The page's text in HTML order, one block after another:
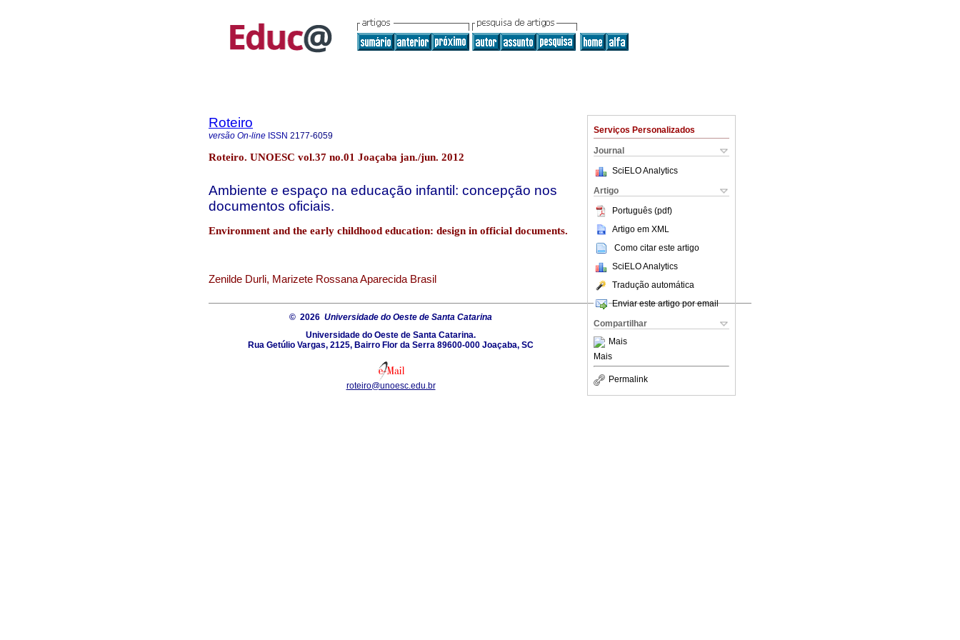
Serviços Personalizados
Journal
SciELO Analytics
Artigo
Português (pdf)
Artigo em XML
Como citar este artigo
SciELO Analytics
Tradução automática
Enviar este artigo por email
Compartilhar
Mais
Mais
Permalink
Roteiro
versão On-line ISSN 2177-6059
Roteiro. UNOESC vol.37 no.01 Joaçaba jan./jun. 2012
Ambiente e espaço na educação infantil: concepção nos
documentos oficiais.
Environment and the early childhood education: design in official documents.
Zenilde Durli, Marizete Rossana Aparecida Brasil
© 2026 Universidade do Oeste de Santa Catarina
Universidade do Oeste de Santa Catarina.
Rua Getúlio Vargas, 2125, Bairro Flor da Serra 89600-000 Joaçaba, SC
roteiro@unoesc.edu.br